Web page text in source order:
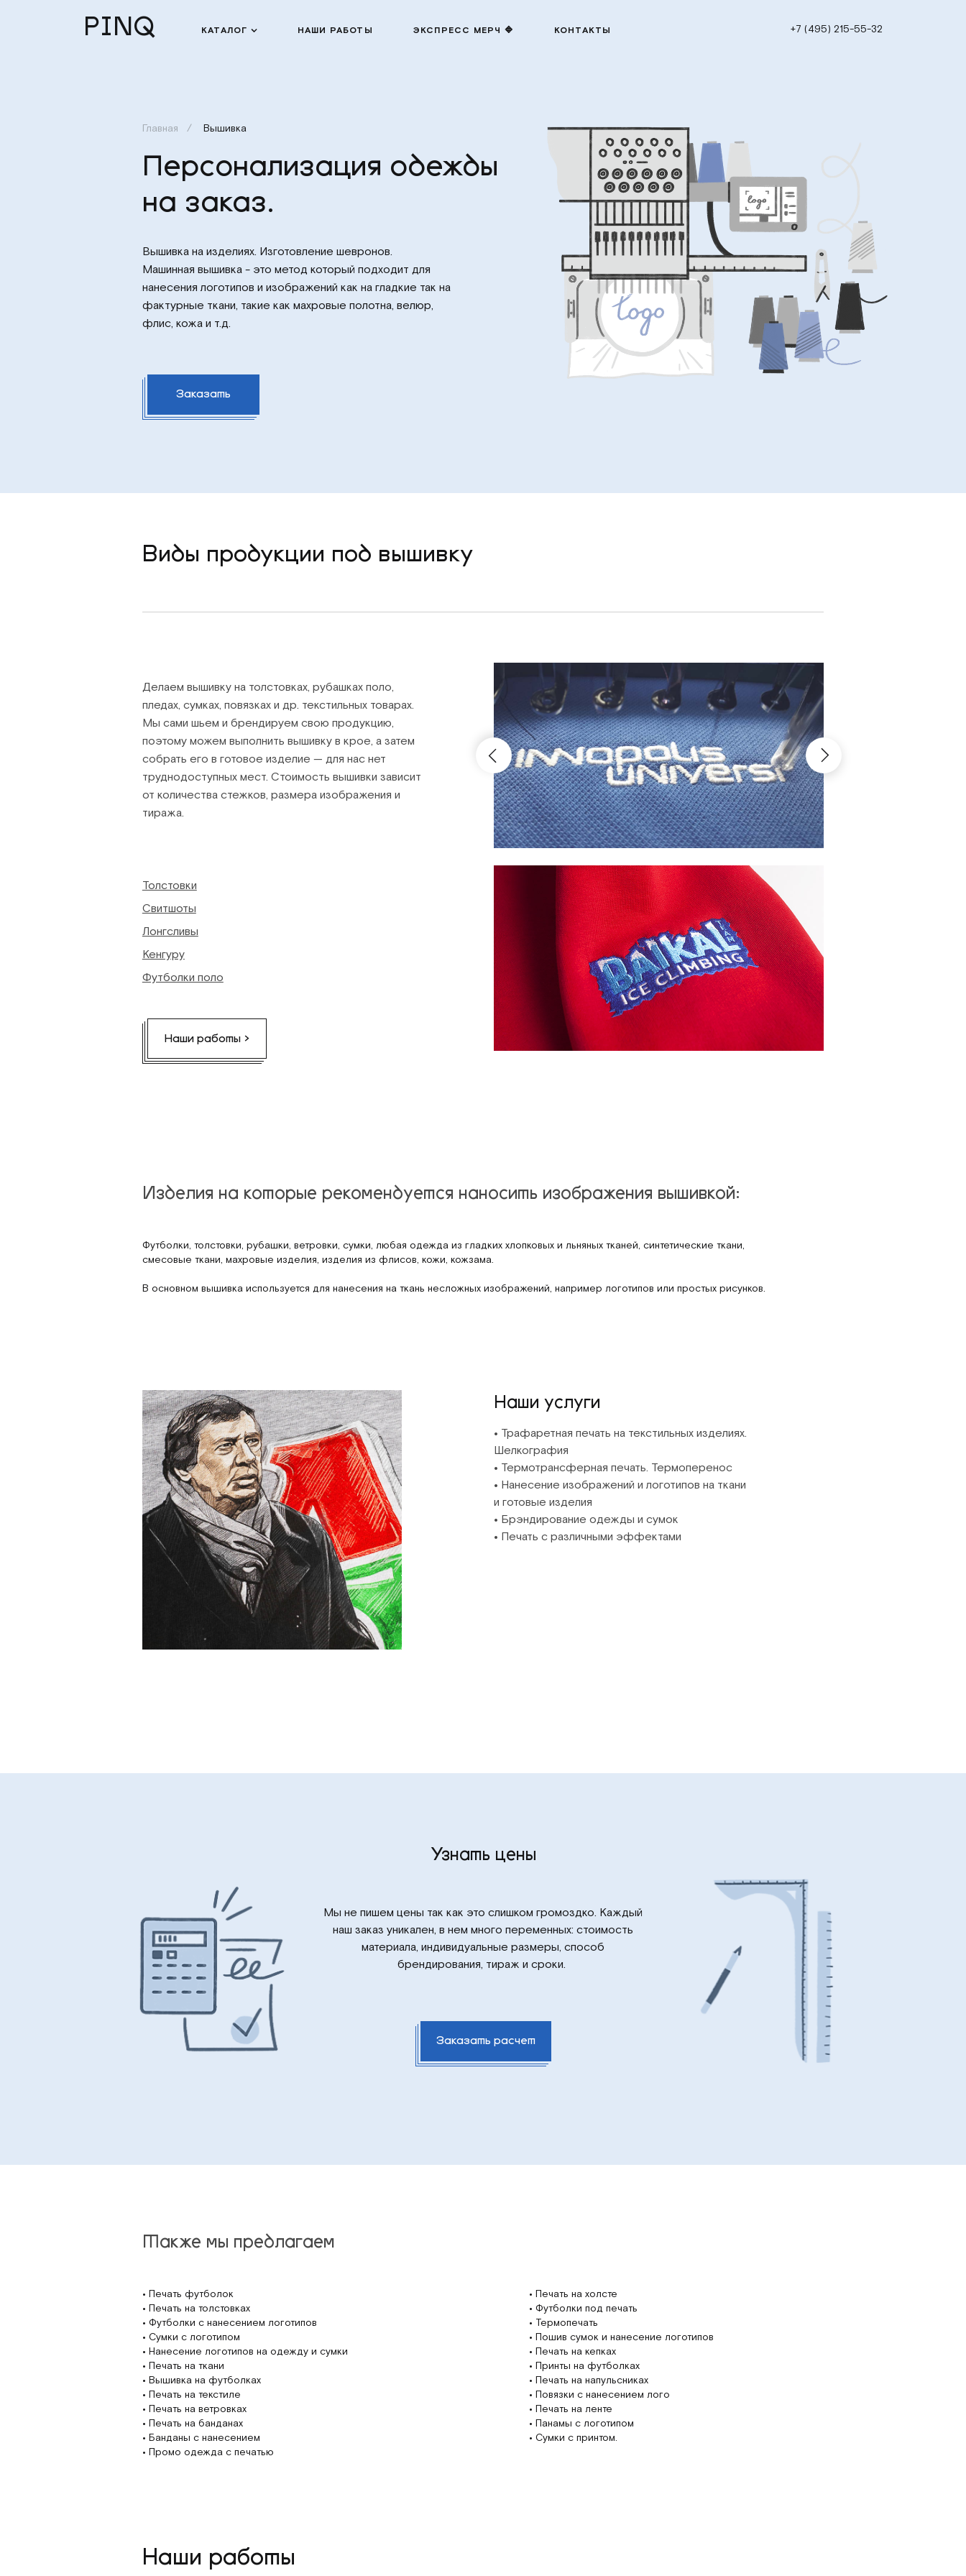
PINQ +7 (495) 215-55-32
КАТАЛОГ НАШИ РАБОТЫ ЭКСПРЕСС МЕРЧ 🔷 КОНТАКТЫ
Главная Вышивка
Персонализация одежды
на заказ.
Вышивка на изделиях. Изготовление шевронов.
Машинная вышивка - это метод который подходит для
нанесения логотипов и изображений как на гладкие так на
фактурные ткани, такие как махровые полотна, велюр,
флис, кожа и т.д.
Заказать
Виды продукции под вышивку
Делаем вышивку на толстовках, рубашках поло,
пледах, сумках, повязках и др. текстильных товарах.
Мы сами шьем и брендируем свою продукцию,
поэтому можем выполнить вышивку в крое, а затем
собрать его в готовое изделие — для нас нет
труднодоступных мест. Стоимость вышивки зависит
от количества стежков, размера изображения и
тиража.
Толстовки
Свитшоты
Лонгсливы
Кенгуру
Футболки поло
Наши работы >
Изделия на которые рекомендуется наносить изображения вышивкой:
Футболки, толстовки, рубашки, ветровки, сумки, любая одежда из гладких хлопковых и льняных тканей, синтетические ткани,
смесовые ткани, махровые изделия, изделия из флисов, кожи, кожзама.
В основном вышивка используется для нанесения на ткань несложных изображений, например логотипов или простых рисунков.
Наши услуги
• Трафаретная печать на текстильных изделиях.
Шелкография
• Термотрансферная печать. Термоперенос
• Нанесение изображений и логотипов на ткани
и готовые изделия
• Брэндирование одежды и сумок
• Печать с различными эффектами
Узнать цены
Мы не пишем цены так как это слишком громоздко. Каждый
наш заказ уникален, в нем много переменных: стоимость
материала, индивидуальные размеры, способ
брендирования, тираж и сроки.
Заказать расчет
Также мы предлагаем
• Печать футболок
• Печать на толстовках
• Футболки с нанесением логотипов
• Сумки с логотипом
• Нанесение логотипов на одежду и сумки
• Печать на ткани
• Вышивка на футболках
• Печать на текстиле
• Печать на ветровках
• Печать на банданах
• Банданы с нанесением
• Промо одежда с печатью
• Печать на холсте
• Футболки под печать
• Термопечать
• Пошив сумок и нанесение логотипов
• Печать на кепках
• Принты на футболках
• Печать на напульсниках
• Повязки с нанесением лого
• Печать на ленте
• Панамы с логотипом
• Сумки с принтом.
Наши работы